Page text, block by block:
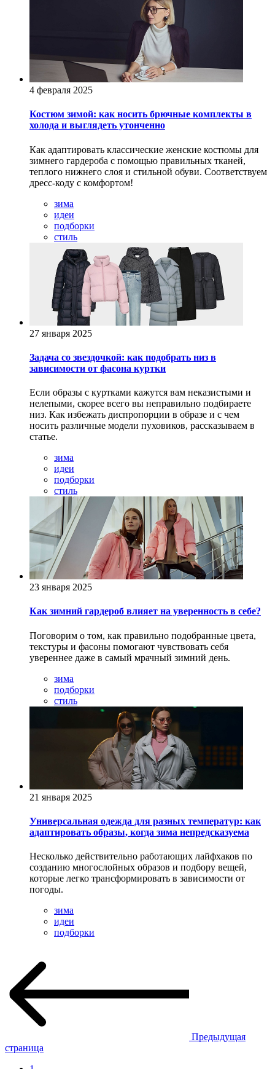
4 февраля 2025
Костюм зимой: как носить брючные комплекты в
холода и выглядеть утонченно
Как адаптировать классические женские костюмы для
зимнего гардероба с помощью правильных тканей,
теплого нижнего слоя и стильной обуви. Соответствуем
дресс-коду с комфортом!
зима
идеи
подборки
стиль
27 января 2025
Задача со звездочкой: как подобрать низ в
зависимости от фасона куртки
Если образы с куртками кажутся вам неказистыми и
нелепыми, скорее всего вы неправильно подбираете
низ. Как избежать диспропорции в образе и с чем
носить различные модели пуховиков, рассказываем в
статье.
зима
идеи
подборки
стиль
23 января 2025
Как зимний гардероб влияет на уверенность в себе?
Поговорим о том, как правильно подобранные цвета,
текстуры и фасоны помогают чувствовать себя
увереннее даже в самый мрачный зимний день.
зима
подборки
стиль
21 января 2025
Универсальная одежда для разных температур: как
адаптировать образы, когда зима непредсказуема
Несколько действительно работающих лайфхаков по
созданию многослойных образов и подбору вещей,
которые легко трансформировать в зависимости от
погоды.
зима
идеи
подборки
Предыдущая
страница